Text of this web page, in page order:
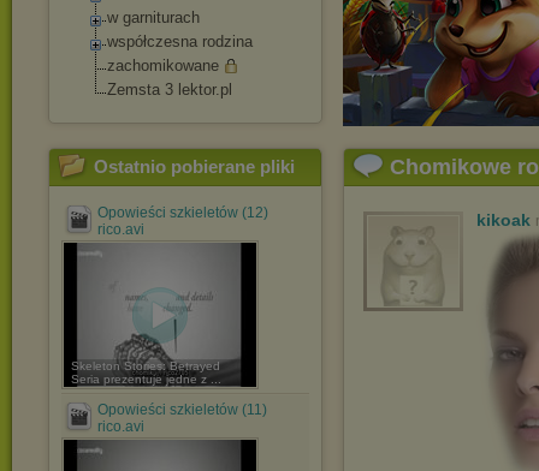
w garniturach
współczesna rodzina
zachomikowane
Zemsta 3 lektor.pl
Ostatnio pobierane pliki
Opowieści szkieletów (12)
rico.avi
Skeleton Stories: Betrayed
Seria prezentuje jedne z ...
Opowieści szkieletów (11)
rico.avi
Chomikowe
kikoak